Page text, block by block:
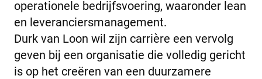
operationele bedrijfsvoering, waaronder lean
en leveranciersmanagement.
Durk van Loon wil zijn carrière een vervolg
geven bij een organisatie die volledig gericht
is op het creëren van een duurzamere